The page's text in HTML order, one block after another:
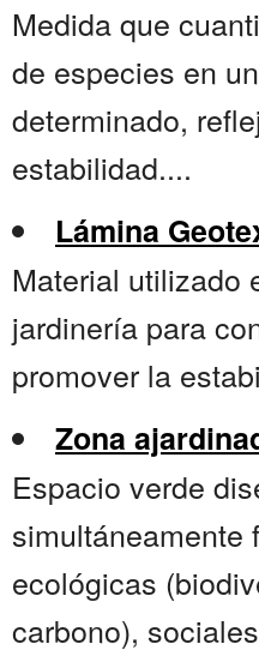
Medida que
de especies en
determinado,
estabilidad....
Lámina
Material utilizado
jardinería para
promover la
Zona
Espacio verde
simultáneamente
ecológicas
carbono),